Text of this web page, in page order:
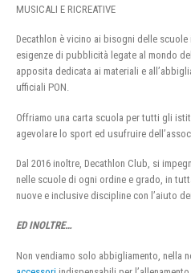
MUSICALI E RICREATIVE
Decathlon è vicino ai bisogni delle
esigenze di pubblicità legate al mondo
apposita dedicata ai materiali e
ufficiali PON.
Offriamo una carta scuola per tutti gli
agevolare lo sport ed usufruire
Dal 2016 inoltre, Decathlon Club, si
nelle scuole di ogni ordine e grado, in
nuove e inclusive discipline con l’aiuto
ED INOLTRE…
Non vendiamo solo abbigliamento, nella